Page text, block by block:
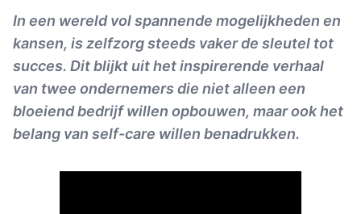
In een wereld vol spannende mogelijkheden en
kansen, is zelfzorg steeds vaker de sleutel tot
succes. Dit blijkt uit het inspirerende verhaal
van twee ondernemers die niet alleen een
bloeiend bedrijf willen opbouwen, maar ook het
belang van self-care willen benadrukken.